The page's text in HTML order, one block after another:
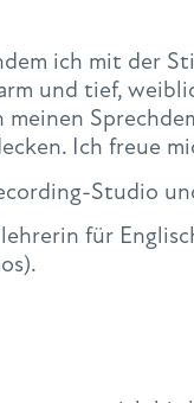
ich mit der
und tief,
Ich freue
Studio
für